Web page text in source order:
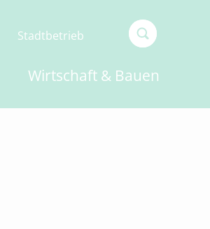
Wirtschaft & Bauen
Stadtbetrieb
more
for